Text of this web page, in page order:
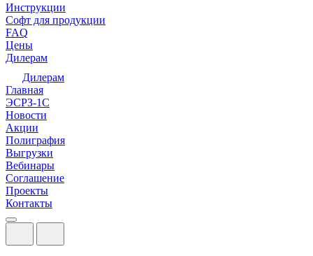
Инструкции
Софт для продукции
FAQ
Цены
Дилерам
Дилерам
Главная
ЭСРЗ-1С
Новости
Акции
Полиграфия
Выгрузки
Вебинары
Соглашение
Проекты
Контакты